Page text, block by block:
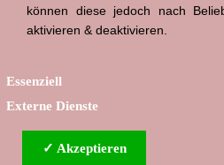
können diese jedoch nach
aktivieren & deaktivieren.
Essenziell
Externe Dienste
✓ Akzeptieren